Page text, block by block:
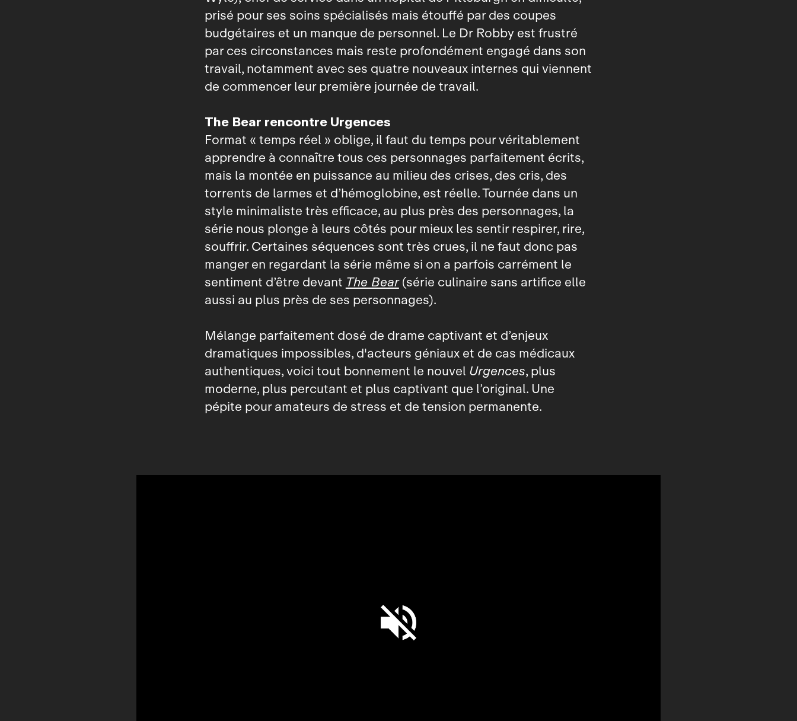
prisé pour ses soins spécialisés mais étouffé par des coupes
budgétaires et un manque de personnel. Le Dr Robby est frustré
par ces circonstances mais reste profondément engagé dans son
travail, notamment avec ses quatre nouveaux internes qui viennent
de commencer leur première journée de travail.
The Bear rencontre Urgences
Format « temps réel » oblige, il faut du temps pour véritablement
apprendre à connaître tous ces personnages parfaitement écrits,
mais la montée en puissance au milieu des crises, des cris, des
torrents de larmes et d’hémoglobine, est réelle. Tournée dans un
style minimaliste très efficace, au plus près des personnages, la
série nous plonge à leurs côtés pour mieux les sentir respirer, rire,
souffrir. Certaines séquences sont très crues, il ne faut donc pas
manger en regardant la série même si on a parfois carrément le
sentiment d’être devantThe Bear(série culinaire sans artifice elle
aussi au plus près de ses personnages).
Mélange parfaitement dosé de drame captivant et d’enjeux
dramatiques impossibles, d'acteurs géniaux et de cas médicaux
authentiques, voici tout bonnement le nouvel Urgences, plus
moderne, plus percutant et plus captivant que l’original. Une
pépite pour amateurs de stress et de tension permanente.